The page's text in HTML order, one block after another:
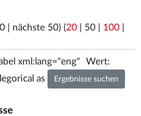
nächste 50) (20 50 100
Wert: